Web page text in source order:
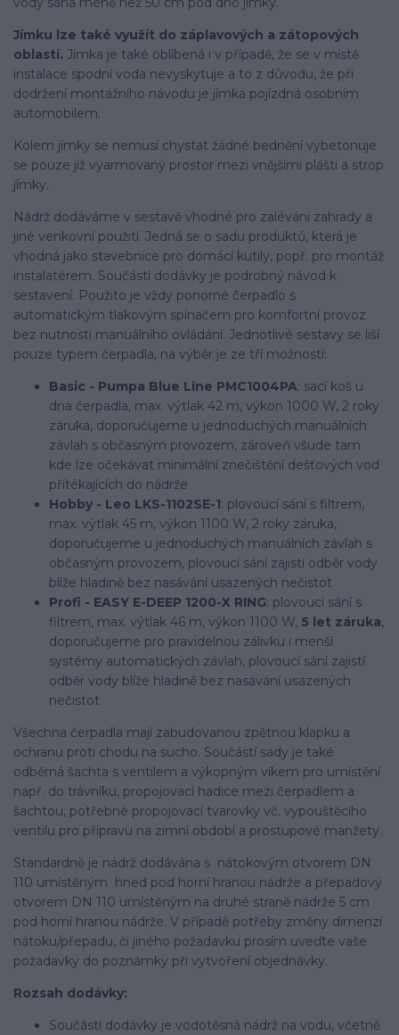
Jímku lze také využít do záplavových a zátopových
oblastí. Jímka je také oblíbená i v případě, že se v místě
instalace spodní voda nevyskytuje a to z důvodu, že při
dodržení montážního návodu je jímka pojízdná osobním
automobilem.
Kolem jímky se nemusí chystat žádné bednění vybetonuje
se pouze již vyarmovaný prostor mezi vnějšími plášti a strop
jímky.
Nádrž dodáváme v sestavě vhodné pro zalévání zahrady a
jiné venkovní použití. Jedná se o sadu produktů, která je
vhodná jako stavebnice pro domácí kutily, popř. pro montáž
instalatérem. Součástí dodávky je podrobný návod k
sestavení. Použito je vždy ponorné čerpadlo s
automatickým tlakovým spínačem pro komfortní provoz
bez nutnosti manuálního ovládání. Jednotlivé sestavy se liší
pouze typem čerpadla, na výběr je ze tří možností:
Basic - Pumpa Blue Line PMC1004PA: sací koš u
dna čerpadla, max. výtlak 42 m, výkon 1000 W, 2 roky
záruka, doporučujeme u jednoduchých manuálních
závlah s občasným provozem, zároveň všude tam
kde lze očekávat minimální znečištění dešťových vod
přítékajících do nádrže
Hobby - Leo LKS-1102SE-1: plovoucí sání s filtrem,
max. výtlak 45 m, výkon 1100 W, 2 roky záruka,
doporučujeme u jednoduchých manuálních závlah s
občasným provozem, plovoucí sání zajistí odběr vody
blíže hladině bez nasávání usazených nečistot
Profi - EASY E-DEEP 1200-X RING: plovoucí sání s
filtrem, max. výtlak 46 m, výkon 1100 W, 5 let záruka,
doporučujeme pro pravidelnou zálivku i menší
systémy automatických závlah, plovoucí sání zajistí
odběr vody blíže hladině bez nasávání usazených
nečistot
Všechna čerpadla mají zabudovanou zpětnou klapku a
ochranu proti chodu na sucho. Součástí sady je také
odběrná šachta s ventilem a výkopným víkem pro umístění
např. do trávníku, propojovací hadice mezi čerpadlem a
šachtou, potřebné propojovací tvarovky vč. vypouštěcího
ventilu pro přípravu na zimní období a prostupové manžety.
Standardně je nádrž dodávána s nátokovým otvorem DN
110 umístěným hned pod horní hranou nádrže a přepadový
otvorem DN 110 umístěným na druhé straně nádrže 5 cm
pod horní hranou nádrže. V případě potřeby změny dimenzí
nátoku/přepadu, či jiného požadavku prosím uveďte vaše
požadavky do poznámky při vytvoření objednávky.
Rozsah dodávky:
Součástí dodávky je vodotěsná nádrž na vodu, včetně